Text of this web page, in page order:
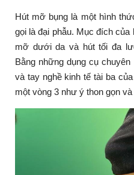
Hút mỡ bụng là một hình
gọi là đại phẫu. Mục đích
mỡ dưới da và hút tối đa
Bằng những dụng cụ
và tay nghề kinh tế tài ba
một vòng 3 như ý thon gọn